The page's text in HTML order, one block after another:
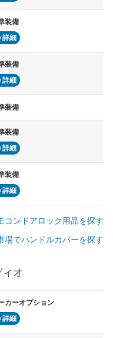
装備
詳細
装備
詳細
装備
装備
詳細
装備
詳細
コンドアロック用品を探す
場でハンドルカバーを探す
オ
カーオプション
詳細